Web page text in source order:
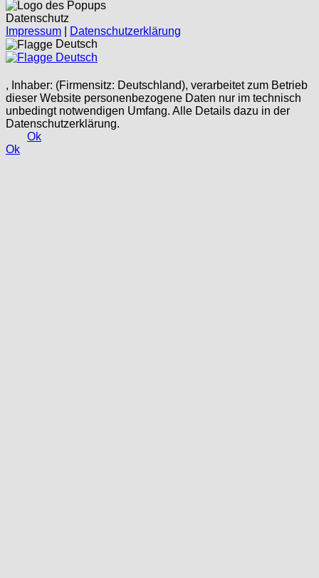
Datenschutz
Impressum
Datenschutzerklärung
Deutsch
Deutsch
, Inhaber: (Firmensitz: Deutschland), verarbeitet zum Betrieb
dieser Website personenbezogene Daten nur im technisch
unbedingt notwendigen Umfang. Alle Details dazu in der
Datenschutzerklärung.
Ok
Ok